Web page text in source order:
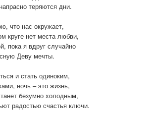
теряются дни.
что нас окружает,
круге нет места любви,
пока я вдруг случайно
Деву мечты.
и стать одиноким,
ночь – это жизнь,
безумно холодным,
радостью счастья ключи.